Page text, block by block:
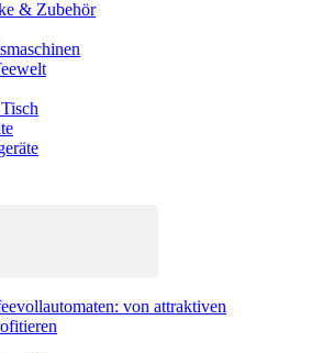
& Zubehör
von attraktiven